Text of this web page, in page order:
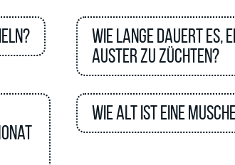
Wie lange dauert es,
Auster zu züchten?
Wie alt ist eine